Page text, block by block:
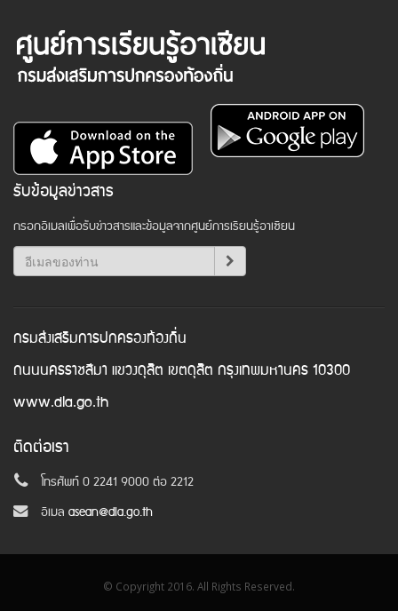
รับข้อมูลข่าวสาร
กรอกอีเมลเพื่อรับข่าวสารและข้อมูลจากศูนย์การเรียนรู้อาเซียน
กรมส่งเสริมการปกครองท้องถิ่น
ถนนนครราชสีมา แขวงดุสิต เขตดุสิต กรุงเทพมหานคร 10300
www.dla.go.th
ติดต่อเรา
โทรศัพท์ 0 2241 9000 ต่อ 2212
อีเมล asean@dla.go.th
© Copyright 2016. All Rights Reserved.